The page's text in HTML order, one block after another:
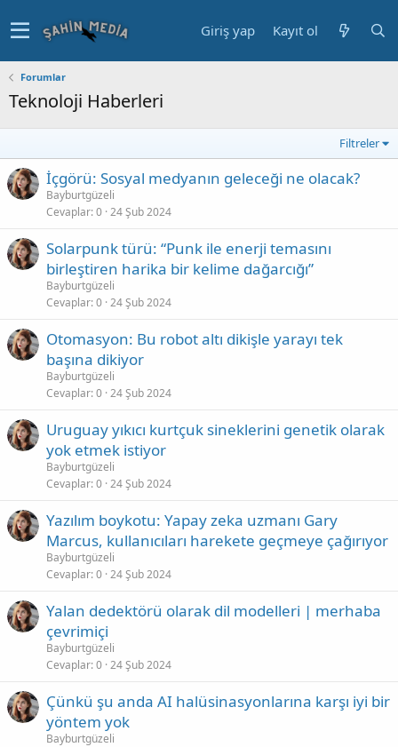
Giriş yap Kayıt ol
Forumlar
Teknoloji Haberleri
Filtreler
İçgörü: Sosyal medyanın geleceği ne olacak?
Bayburtgüzeli
Cevaplar 0 24 Şub 2024
Solarpunk türü: “Punk ile enerji temasını
birleştiren harika bir kelime dağarcığı”
Bayburtgüzeli
Cevaplar 0 24 Şub 2024
Otomasyon: Bu robot altı dikişle yarayı tek
başına dikiyor
Bayburtgüzeli
Cevaplar 0 24 Şub 2024
Uruguay yıkıcı kurtçuk sineklerini genetik olarak
yok etmek istiyor
Bayburtgüzeli
Cevaplar 0 24 Şub 2024
Yazılım boykotu: Yapay zeka uzmanı Gary
Marcus, kullanıcıları harekete geçmeye çağırıyor
Bayburtgüzeli
Cevaplar 0 24 Şub 2024
Yalan dedektörü olarak dil modelleri | merhaba
çevrimiçi
Bayburtgüzeli
Cevaplar 0 24 Şub 2024
Çünkü şu anda AI halüsinasyonlarına karşı iyi bir
yöntem yok
Bayburtgüzeli